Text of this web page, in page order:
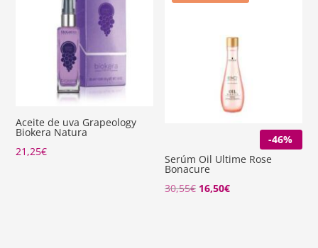
Aceite de uva Grapeology
Biokera Natura
21,25€
-46%
Serúm Oil Ultime Rose
Bonacure
30,55€ El
16,50€El